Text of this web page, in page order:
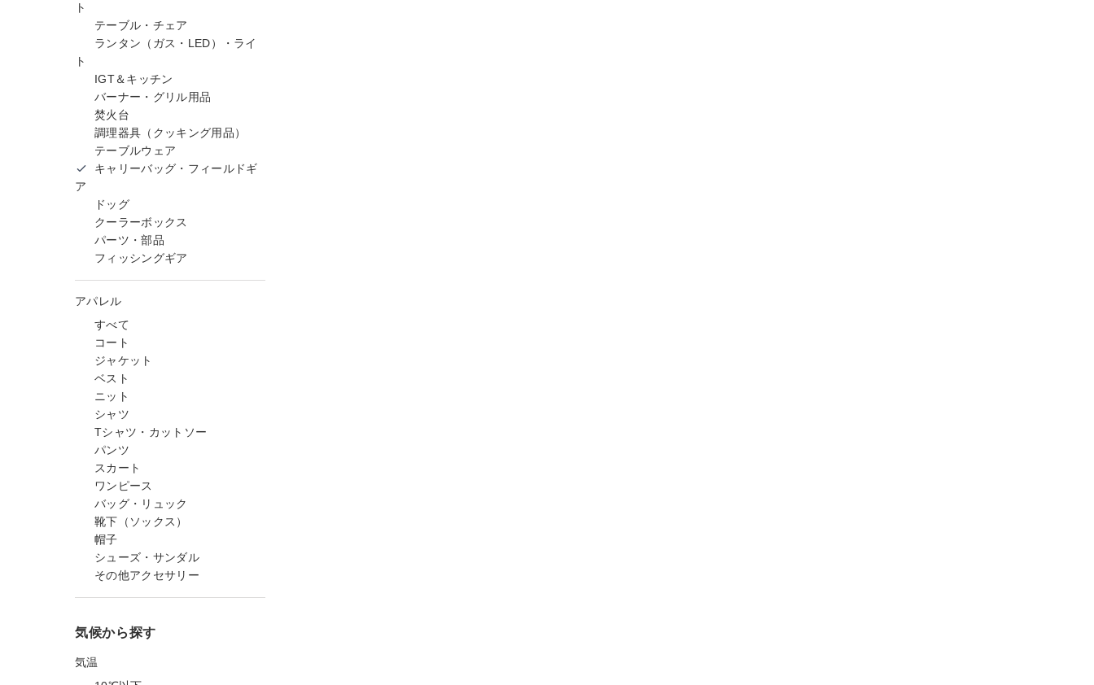
ト
テーブル・チェア
ランタン（ガス・LED）・ライ
ト
IGT＆キッチン
バーナー・グリル用品
焚火台
調理器具（クッキング用品）
テーブルウェア
キャリーバッグ・フィールドギ
ア
ドッグ
クーラーボックス
パーツ・部品
フィッシングギア
アパレル
すべて
コート
ジャケット
ベスト
ニット
シャツ
Tシャツ・カットソー
パンツ
スカート
ワンピース
バッグ・リュック
靴下（ソックス）
帽子
シューズ・サンダル
その他アクセサリー
気候から探す
気温